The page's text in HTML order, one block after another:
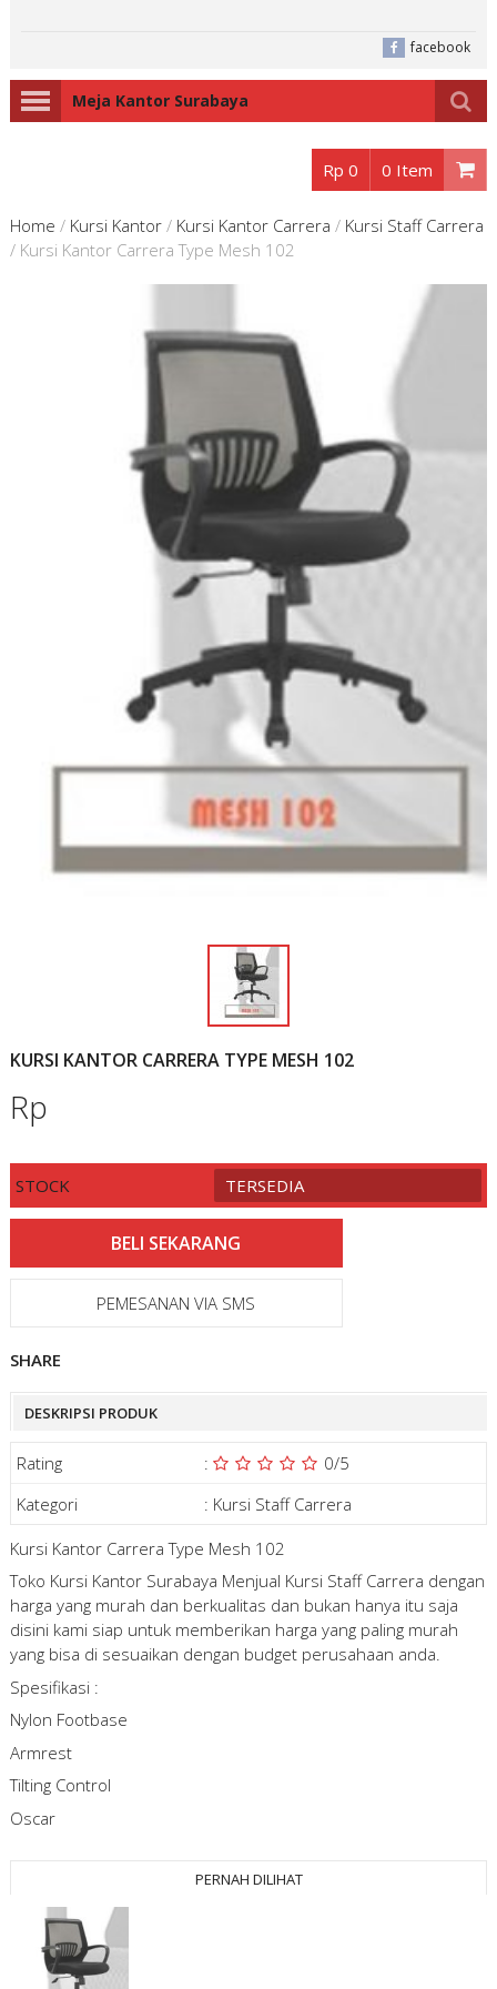
facebook
Meja Kantor Surabaya
Rp 0 0 Item
Home / Kursi Kantor/ Kursi Kantor Carrera / Kursi Staff Carrera
/ Kursi Kantor Carrera Type Mesh 102
KURSI KANTOR CARRERA TYPE MESH 102
Rp
STOCK TERSEDIA
PEMESANAN VIA SMS
SHARE
DESKRIPSI PRODUK
Rating : 0/5
Kategori
: Kursi Staff Carrera
Kursi Kantor Carrera Type Mesh 102
Toko Kursi Kantor Surabaya Menjual Kursi Staff Carrera dengan
harga yang murah dan berkualitas dan bukan hanya itu saja
disini kami siap untuk memberikan harga yang paling murah
yang bisa di sesuaikan dengan budget perusahaan anda.
Spesifikasi :
Nylon Footbase
Armrest
Tilting Control
Oscar
PERNAH DILIHAT